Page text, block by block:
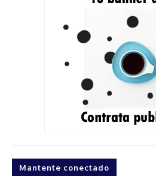
Mantente conectado